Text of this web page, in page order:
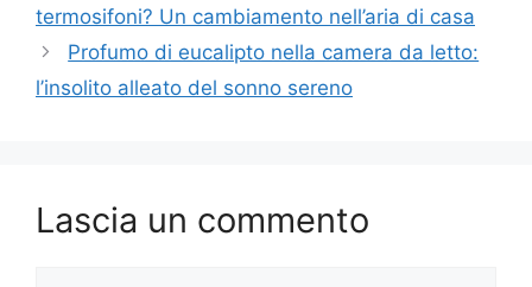
termosifoni? Un cambiamento nell’aria di casa
Profumo di eucalipto nella camera da letto:
l’insolito alleato del sonno sereno
Lascia un commento